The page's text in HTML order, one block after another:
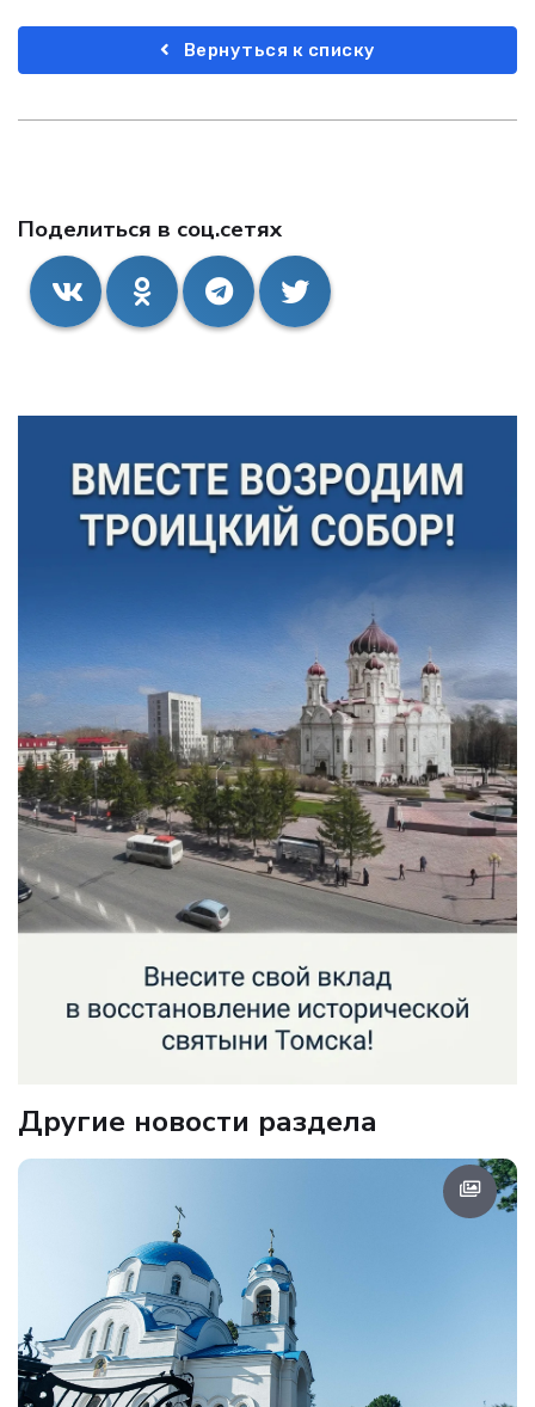
Поделиться в соц.сетях
Вернуться к списку
Другие новости раздела